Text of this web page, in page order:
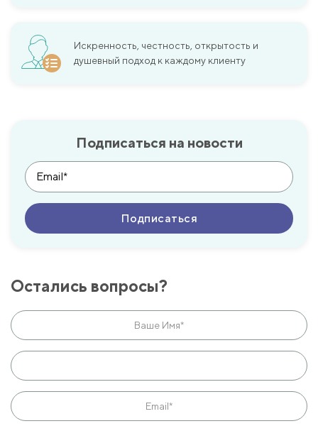
Искренность, честность, открытость и
душевный подход к каждому клиенту
Подписаться на новости
Остались вопросы?